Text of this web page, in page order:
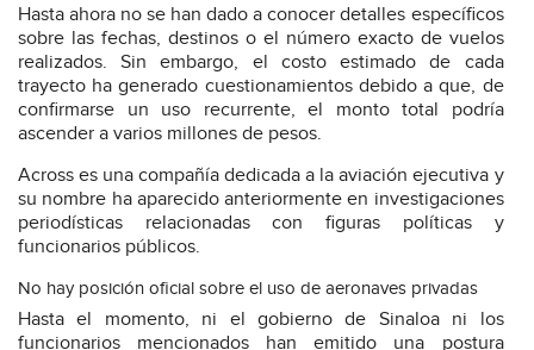
Hasta ahora no se han dado a conocer detalles específicos
sobre las fechas, destinos o el número exacto de vuelos
realizados. Sin embargo, el costo estimado de cada
trayecto ha generado cuestionamientos debido a que, de
confirmarse un uso recurrente, el monto total podría
ascender a varios millones de pesos.
Across es una compañía dedicada a la aviación ejecutiva y
su nombre ha aparecido anteriormente en investigaciones
periodísticas relacionadas con figuras políticas y
funcionarios públicos.
No hay posición oficial sobre el uso de aeronaves privadas
Hasta el momento, ni el gobierno de Sinaloa ni los
funcionarios mencionados han emitido una postura